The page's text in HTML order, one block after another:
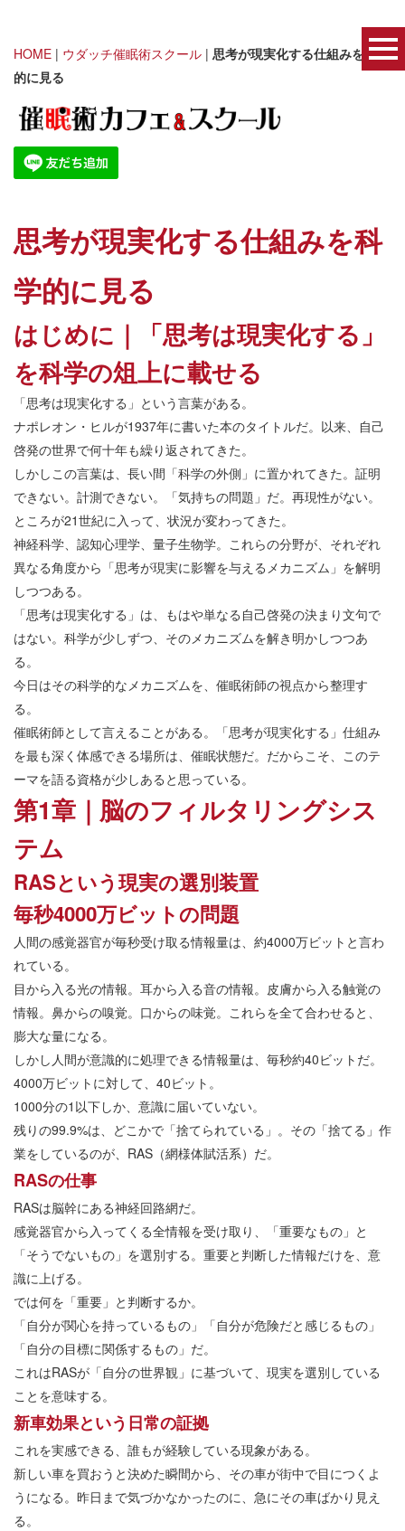
HOME | ウダッチ催眠術スクール | 思考が現実化する仕組みを科学
的に見る
思考が現実化する仕組みを科
学的に見る
はじめに｜「思考は現実化する」
を科学の俎上に載せる
「思考は現実化する」という言葉がある。
ナポレオン・ヒルが1937年に書いた本のタイトルだ。以来、自己
啓発の世界で何十年も繰り返されてきた。
しかしこの言葉は、長い間「科学の外側」に置かれてきた。証明
できない。計測できない。「気持ちの問題」だ。再現性がない。
ところが21世紀に入って、状況が変わってきた。
神経科学、認知心理学、量子生物学。これらの分野が、それぞれ
異なる角度から「思考が現実に影響を与えるメカニズム」を解明
しつつある。
「思考は現実化する」は、もはや単なる自己啓発の決まり文句で
はない。科学が少しずつ、そのメカニズムを解き明かしつつあ
る。
今日はその科学的なメカニズムを、催眠術師の視点から整理す
る。
催眠術師として言えることがある。「思考が現実化する」仕組み
を最も深く体感できる場所は、催眠状態だ。だからこそ、このテ
ーマを語る資格が少しあると思っている。
第1章｜脳のフィルタリングシス
テム
RASという現実の選別装置
毎秒4000万ビットの問題
人間の感覚器官が毎秒受け取る情報量は、約4000万ビットと言わ
れている。
目から入る光の情報。耳から入る音の情報。皮膚から入る触覚の
情報。鼻からの嗅覚。口からの味覚。これらを全て合わせると、
膨大な量になる。
しかし人間が意識的に処理できる情報量は、毎秒約40ビットだ。
4000万ビットに対して、40ビット。
1000分の1以下しか、意識に届いていない。
残りの99.9%は、どこかで「捨てられている」。その「捨てる」作
業をしているのが、RAS（網様体賦活系）だ。
RASの仕事
RASは脳幹にある神経回路網だ。
感覚器官から入ってくる全情報を受け取り、「重要なもの」と
「そうでないもの」を選別する。重要と判断した情報だけを、意
識に上げる。
では何を「重要」と判断するか。
「自分が関心を持っているもの」「自分が危険だと感じるもの」
「自分の目標に関係するもの」だ。
これはRASが「自分の世界観」に基づいて、現実を選別している
ことを意味する。
新車効果という日常の証拠
これを実感できる、誰もが経験している現象がある。
新しい車を買おうと決めた瞬間から、その車が街中で目につくよ
うになる。昨日まで気づかなかったのに、急にその車ばかり見え
る。